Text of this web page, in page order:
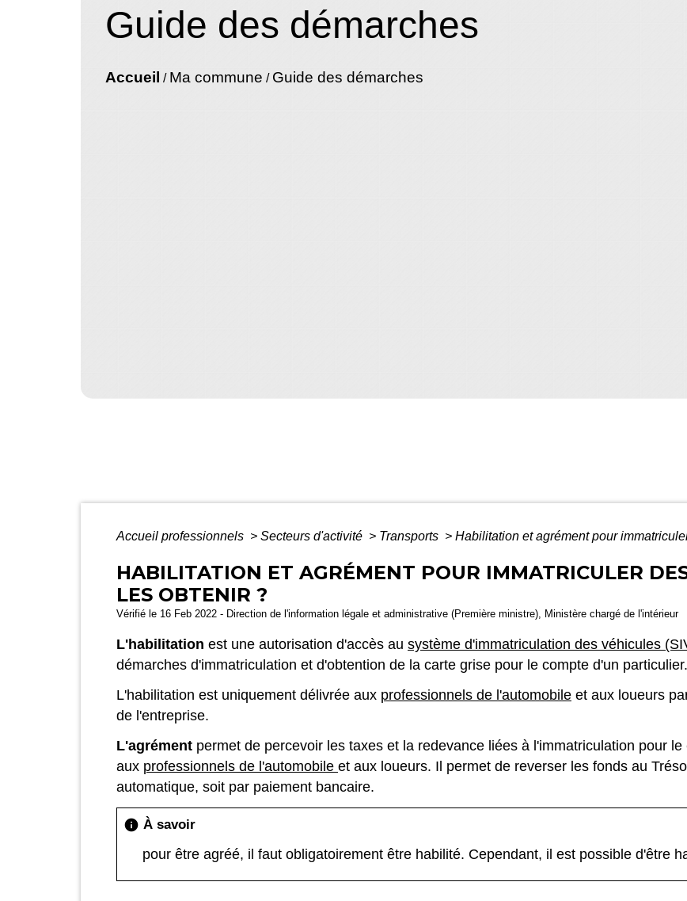
Guide des démarches
Accueil / Ma commune / Guide des démarches
Accueil professionnels > Secteurs d'activité > Transports > Habilitation et agrément pour
HABILITATION ET AGRÉMENT POUR IMMATRICULER
LES OBTENIR ?
Vérifié le 16 Feb 2022 - Direction de l'information légale et administrative (Première ministre), Ministère chargé de l'intérieur
L'habilitation est une autorisation d'accès au système d'immatriculation des véhicules
démarches d'immatriculation et d'obtention de la carte grise pour le compte d'un particulier.
L'habilitation est uniquement délivrée aux professionnels de l'automobile et aux loueurs
de l'entreprise.
L'agrément permet de percevoir les taxes et la redevance liées à l'immatriculation pour
aux professionnels de l'automobile et aux loueurs. Il permet de reverser les fonds au
automatique, soit par paiement bancaire.
info À savoir
pour être agréé, il faut obligatoirement être habilité. Cependant, il est possible d'être